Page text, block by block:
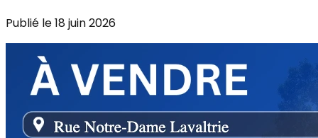
Publié le 18 juin 2026